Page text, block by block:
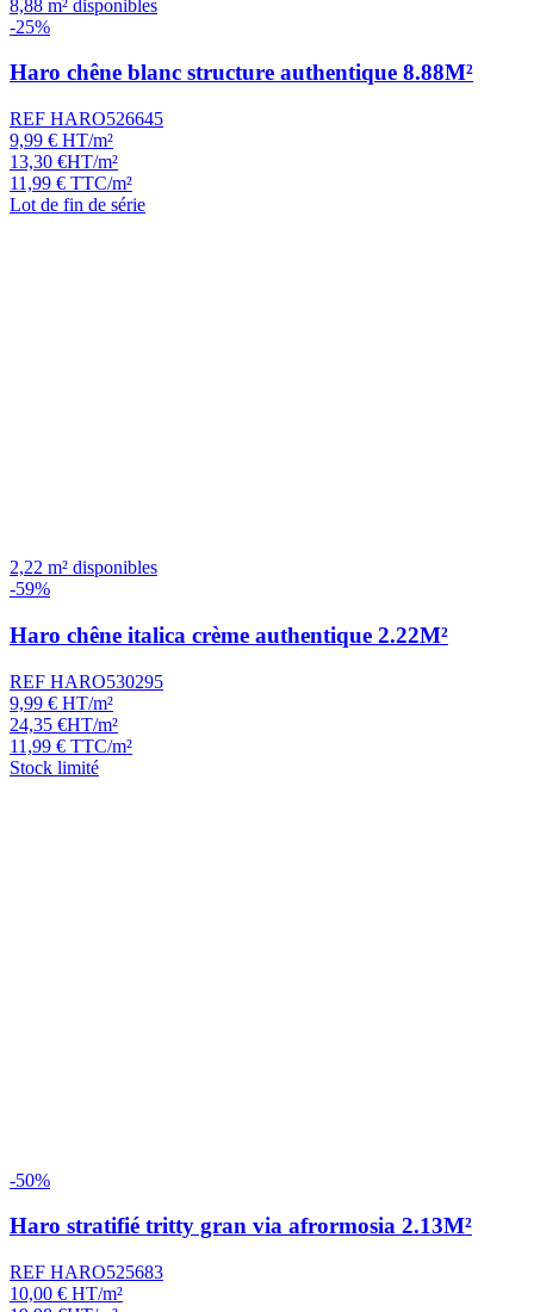
8,88 m² disponibles
-25%
Haro chêne blanc structure authentique 8.88M²
REF HARO526645
9,99 € HT/m²
13,30 €HT/m²
11,99 € TTC/m²
Lot de fin de série
2,22 m² disponibles
-59%
Haro chêne italica crème authentique 2.22M²
REF HARO530295
9,99 € HT/m²
24,35 €HT/m²
11,99 € TTC/m²
Stock limité
-50%
Haro stratifié tritty gran via afrormosia 2.13M²
REF HARO525683
10,00 € HT/m²